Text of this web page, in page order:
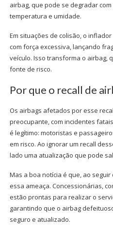
airbag, que pode se degradar
temperatura e umidade.
Em situações de colisão, o
com força excessiva, lançando
veículo. Isso transforma o airbag,
fonte de risco.
Por que o recall de
Os airbags afetados por esse
preocupante, com incidentes
é legítimo: motoristas e
em risco. Ao ignorar um recall
lado uma atualização que pode
Mas a boa notícia é que, ao
essa ameaça. Concessionárias,
estão prontas para realizar o
garantindo que o airbag
seguro e atualizado.